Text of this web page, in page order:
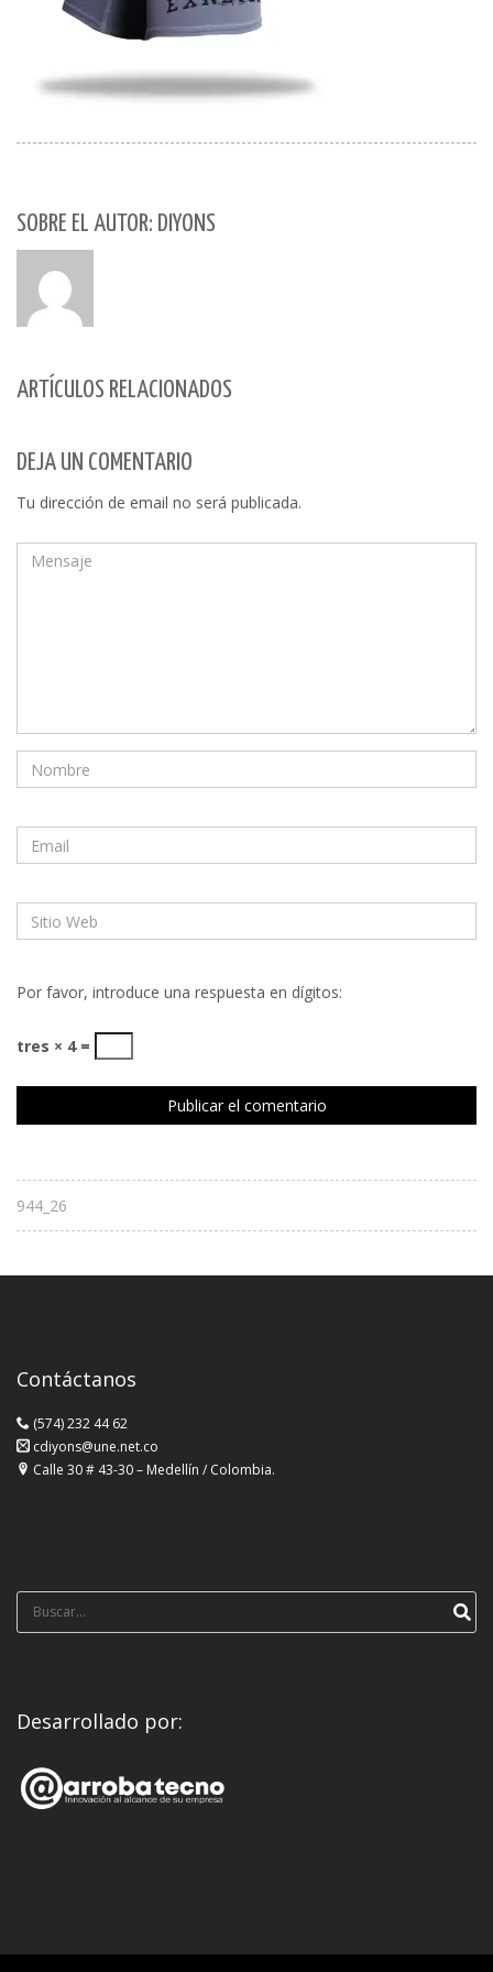
SOBRE EL AUTOR: DIYONS
ARTÍCULOS RELACIONADOS
DEJA UN COMENTARIO
Tu dirección de email no será publicada.
Por favor, introduce una respuesta en dígitos:
tres × 4 =
944_26
Contáctanos
(574) 232 44 62
cdiyons@une.net.co
Calle 30 # 43-30 – Medellín / Colombia.
Búsqueda
para:
Desarrollado por: